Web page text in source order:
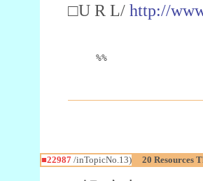
□U R L/ http://
%%
■22987/inTopicNo.13) 20 Resources